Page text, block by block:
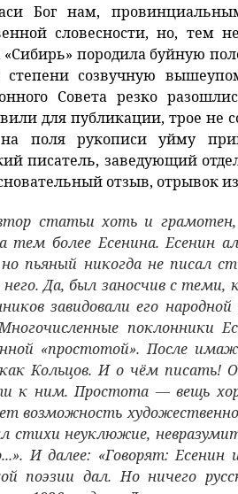
Бог нам,
словесности, но, тем
породила буйную
созвучную
Совета резко
для публикации, трое не
поля рукописи уйму
писатель, заведующий
отзыв, отрывок
статьи хоть и
а тем более Есенина. Есенин
пьяный никогда не писал
него. Да, был заносчив с
завидовали его
поклонники
«простотой». После
Кольцов. И о чём писать! О
к ним. Простота — вещь
возможность
стихи неуклюжие,
И далее: «Говорят:
поэзии дал. Но ничего